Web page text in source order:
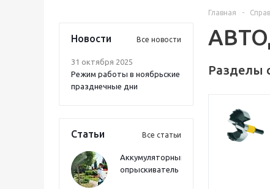
Новости Все новости
31 октября 2025
Режим работы в ноябрьские
празднечные дни
Статьи Все статьи
Аккумуляторный
опрыскиватель
Главная -
Разделы